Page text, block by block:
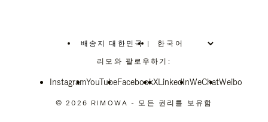
배송지 대한민국
위
치
선
십
|
리모와 팔로우하기:
InstagramYouTubeFacebookXLinkedInWeChatWeibo
© 2026 RIMOWA - 모든 권리를 보유함